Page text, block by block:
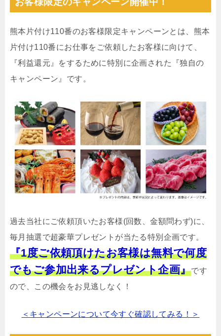
熊本片付け110番のお客様限定キャンペーンとは、熊本
片付け110番にお仕事をご依頼したお客様に向けて、
『利益還元』をするために特別に企画された『独自の
キャンペーン』です。
過去当社にご依頼頂いたお客様(回数、金額問わず)に、
毎月抽選で超豪華プレゼントが当たる特別企画です。
『1度ご依頼頂けたお客様は無料で何度
でもご参加出来るプレゼント企画』です
ので、この機会をお見逃しなく！
＜キャンペーンについて今すぐ確認してみる！＞